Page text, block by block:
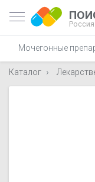
Россия
Мочегонные
Каталог